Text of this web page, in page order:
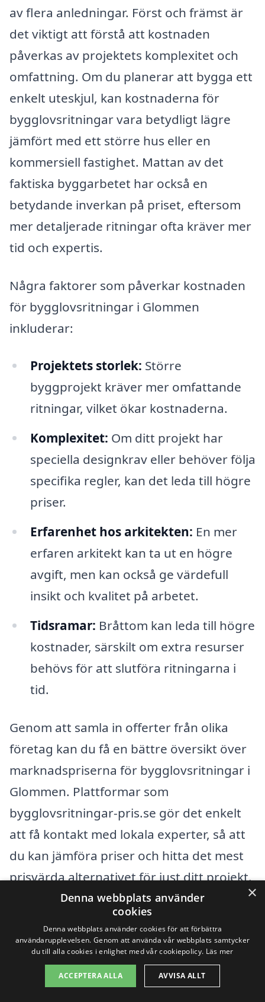
av flera anledningar. Först och främst är
det viktigt att förstå att kostnaden
påverkas av projektets komplexitet och
omfattning. Om du planerar att bygga ett
enkelt uteskjul, kan kostnaderna för
bygglovsritningar vara betydligt lägre
jämfört med ett större hus eller en
kommersiell fastighet. Mattan av det
faktiska byggarbetet har också en
betydande inverkan på priset, eftersom
mer detaljerade ritningar ofta kräver mer
tid och expertis.
Några faktorer som påverkar kostnaden
för bygglovsritningar i Glommen
inkluderar:
Projektets storlek: Större
byggprojekt kräver mer omfattande
ritningar, vilket ökar kostnaderna.
Komplexitet: Om ditt projekt har
speciella designkrav eller behöver följa
specifika regler, kan det leda till högre
priser.
Erfarenhet hos arkitekten: En mer
erfaren arkitekt kan ta ut en högre
avgift, men kan också ge värdefull
insikt och kvalitet på arbetet.
Tidsramar: Bråttom kan leda till högre
kostnader, särskilt om extra resurser
behövs för att slutföra ritningarna i
tid.
Genom att samla in offerter från olika
företag kan du få en bättre översikt över
marknadspriserna för bygglovsritningar i
Glommen. Plattformar som
bygglovsritningar-pris.se gör det enkelt
att få kontakt med lokala experter, så att
du kan jämföra priser och hitta det mest
prisvärda alternativet för just ditt projekt.
Det är alltid en bra idé att be om
referenser och granska tidigare arbeten
när du väljer en leverantör för
bygglovsritningar. Genom att göra din
×
Denna webbplats använder
cookies
Denna webbplats använder cookies för att förbättra
användarupplevelsen. Genom att använda vår webbplats samtycker
du till alla cookies i enlighet med vår cookiepolicy. Läs mer
ACCEPTERA ALLA AVVISA ALLT